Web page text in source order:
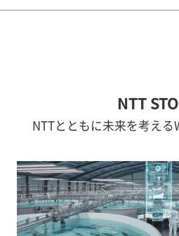
NTT
NTTとともに未来を考える